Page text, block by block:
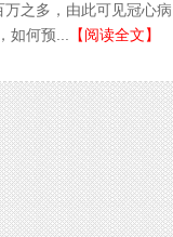
之多，由此可见冠心
如何预...
【阅读全文】